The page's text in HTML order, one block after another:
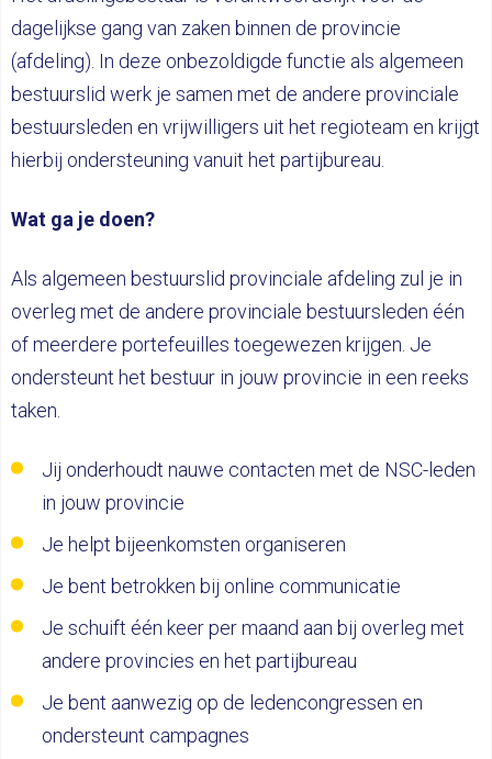
dagelijkse gang van zaken binnen de provincie
(afdeling). In deze onbezoldigde functie als algemeen
bestuurslid werk je samen met de andere provinciale
bestuursleden en vrijwilligers uit het regioteam en krijgt
hierbij ondersteuning vanuit het partijbureau.
Wat ga je doen?
Als algemeen bestuurslid provinciale afdeling zul je in
overleg met de andere provinciale bestuursleden één
of meerdere portefeuilles toegewezen krijgen. Je
ondersteunt het bestuur in jouw provincie in een reeks
taken.
Jij onderhoudt nauwe contacten met de NSC-leden
in jouw provincie
Je helpt bijeenkomsten organiseren
Je bent betrokken bij online communicatie
Je schuift één keer per maand aan bij overleg met
andere provincies en het partijbureau
Je bent aanwezig op de ledencongressen en
ondersteunt campagnes